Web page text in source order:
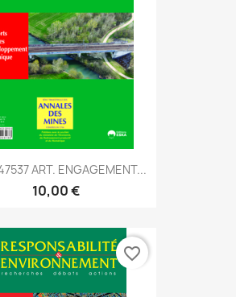
ART. ENGAGEMENT...
10,00 €
favorite_border